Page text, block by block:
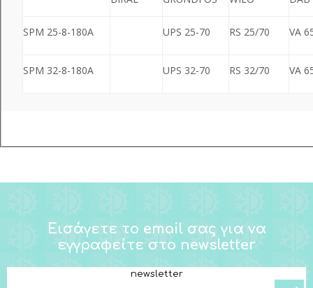
SPM 25-8-180A UPS 25-70 RS 25/70 VA
SPM 32-8-180A UPS 32-70 RS 32/70 VA
Εισάγετε το email σας για να
εγγραφείτε στο newsletter
newsletter